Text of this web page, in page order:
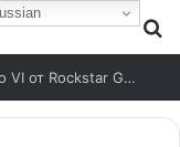
Анонсирован показ Grand Theft Auto VI от Rockstar Games